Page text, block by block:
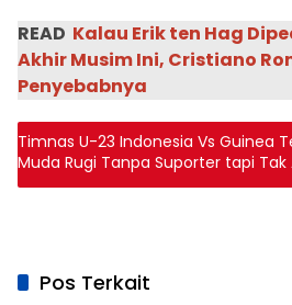
READ Kalau Erik ten Hag
Akhir Musim Ini, Cristiano
Penyebabnya
Timnas U-23 Indonesia Vs Guinea
Muda Rugi Tanpa Suporter tapi
Lawan Seperti Kata Troussier
Pos Terkait